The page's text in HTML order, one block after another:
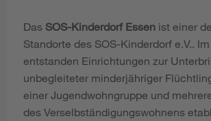
Das SOS-Kinderdorf Essen ist einer
Standorte des SOS-Kinderdorf e.V..
entstanden Einrichtungen zur
unbegleiteter minderjähriger
einer Jugendwohngruppe und
des Verselbständigungswohnens